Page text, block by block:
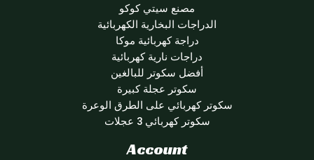
مصنع سيتي كوكو
الدراجات البخارية الكهربائية
دراجة كهربائية موكا
دراجات نارية كهربائية
أفضل سكوتر للبالغين
سكوتر عجلة كبيرة
سكوتر كهربائي على الطرق الوعرة
سكوتر كهربائي 3 عجلات
Account